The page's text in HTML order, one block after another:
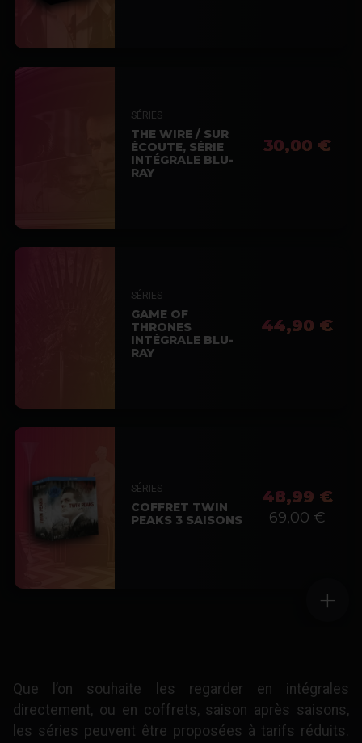
SÉRIES
THE WIRE / SUR
ÉCOUTE, SÉRIE
INTÉGRALE BLU-
RAY
30,00 €
SÉRIES
GAME OF
THRONES
INTÉGRALE BLU-
RAY
44,90 €
SÉRIES
COFFRET TWIN
PEAKS 3 SAISONS
48,99 €
69,00 €
+
Que l’on souhaite les regarder en intégrales
directement, ou en coffrets, saison après saisons,
les séries peuvent être proposées à tarifs réduits.